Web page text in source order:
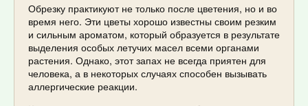
Обрезку практикуют не только после цветения, но и во
время него. Эти цветы хорошо известны своим резким
и сильным ароматом, который образуется в результате
выделения особых летучих масел всеми органами
растения. Однако, этот запах не всегда приятен для
человека, а в некоторых случаях способен вызывать
аллергические реакции.